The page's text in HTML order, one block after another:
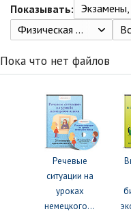
Показывать: Экзамены, ЕГЭ,
Физическая культура. 1-4 классы. Часть 2 (3-4 классы) Егоров Б.Б., Пересадина Ю.Е. М.: 2015. - 80 с.
Пока что нет файлов
Речевые
ситуации на
уроках
немецкого...